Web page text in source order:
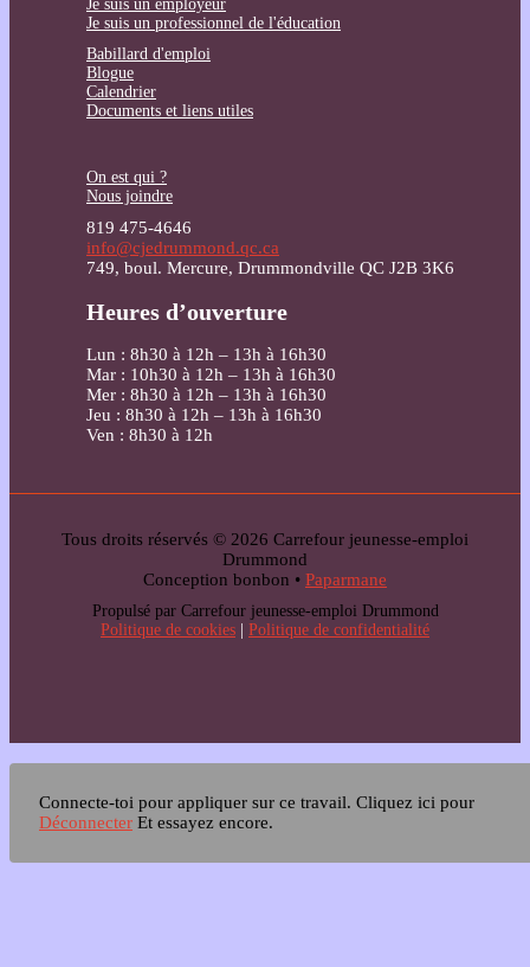
Je suis un employeur
Je suis un professionnel de l'éducation
Babillard d'emploi
Blogue
Calendrier
Documents et liens utiles
On est qui ?
Nous joindre
819 475-4646
info@cjedrummond.qc.ca
749, boul. Mercure, Drummondville QC J2B 3K6
Heures d’ouverture
Lun : 8h30 à 12h – 13h à 16h30
Mar : 10h30 à 12h – 13h à 16h30
Mer : 8h30 à 12h – 13h à 16h30
Jeu : 8h30 à 12h – 13h à 16h30
Ven : 8h30 à 12h
Tous droits réservés © 2026 Carrefour jeunesse-emploi
Drummond
Conception bonbon • Paparmane
Propulsé par Carrefour jeunesse-emploi Drummond
Politique de cookies
Politique de confidentialité
Connecte-toi pour appliquer sur ce travail. Cliquez ici pour
Déconnecter Et essayez encore.